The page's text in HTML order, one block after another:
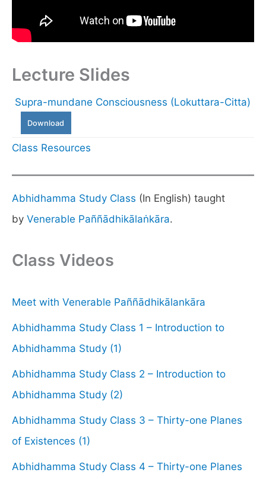
Lecture Slides
Supra-mundane Consciousness (Lokuttara-Citta)
Download
Class Resources
Abhidhamma Study Class (In English) taught
by Venerable Paññādhikālaṅkāra.
Class Videos
Meet with Venerable Paññādhikālankāra
Abhidhamma Study Class 1 – Introduction to
Abhidhamma Study (1)
Abhidhamma Study Class 2 – Introduction to
Abhidhamma Study (2)
Abhidhamma Study Class 3 – Thirty-one Planes
of Existences (1)
Abhidhamma Study Class 4 – Thirty-one Planes